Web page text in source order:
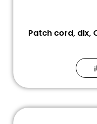
Patch cord, dlx,